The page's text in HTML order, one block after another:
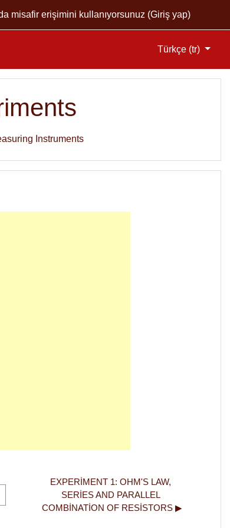
misafir erişimini kullanıyorsunuz (Giriş yap)
Türkçe ‎(tr)‎
Instruments
EXPERIMENT 1: OHM'S LAW,
SERIES AND PARALLEL
COMBINATION OF RESISTORS ▶︎